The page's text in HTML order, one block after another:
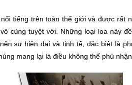
tiếng trên toàn thế giới và được rất
cùng tuyệt vời. Những loại loa này
sự hiện đại và tinh tế, đặc biệt là
mang lại là điều không thể phủ